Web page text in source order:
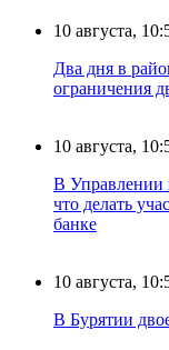
10 августа,
Два дня в
ограничения
10 августа,
В Управлении
что делать
банке
10 августа,
В Бурятии